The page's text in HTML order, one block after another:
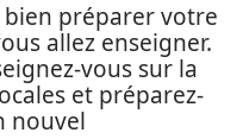
préparer votre
allez enseigner.
vous sur la
et préparez-
nouvel